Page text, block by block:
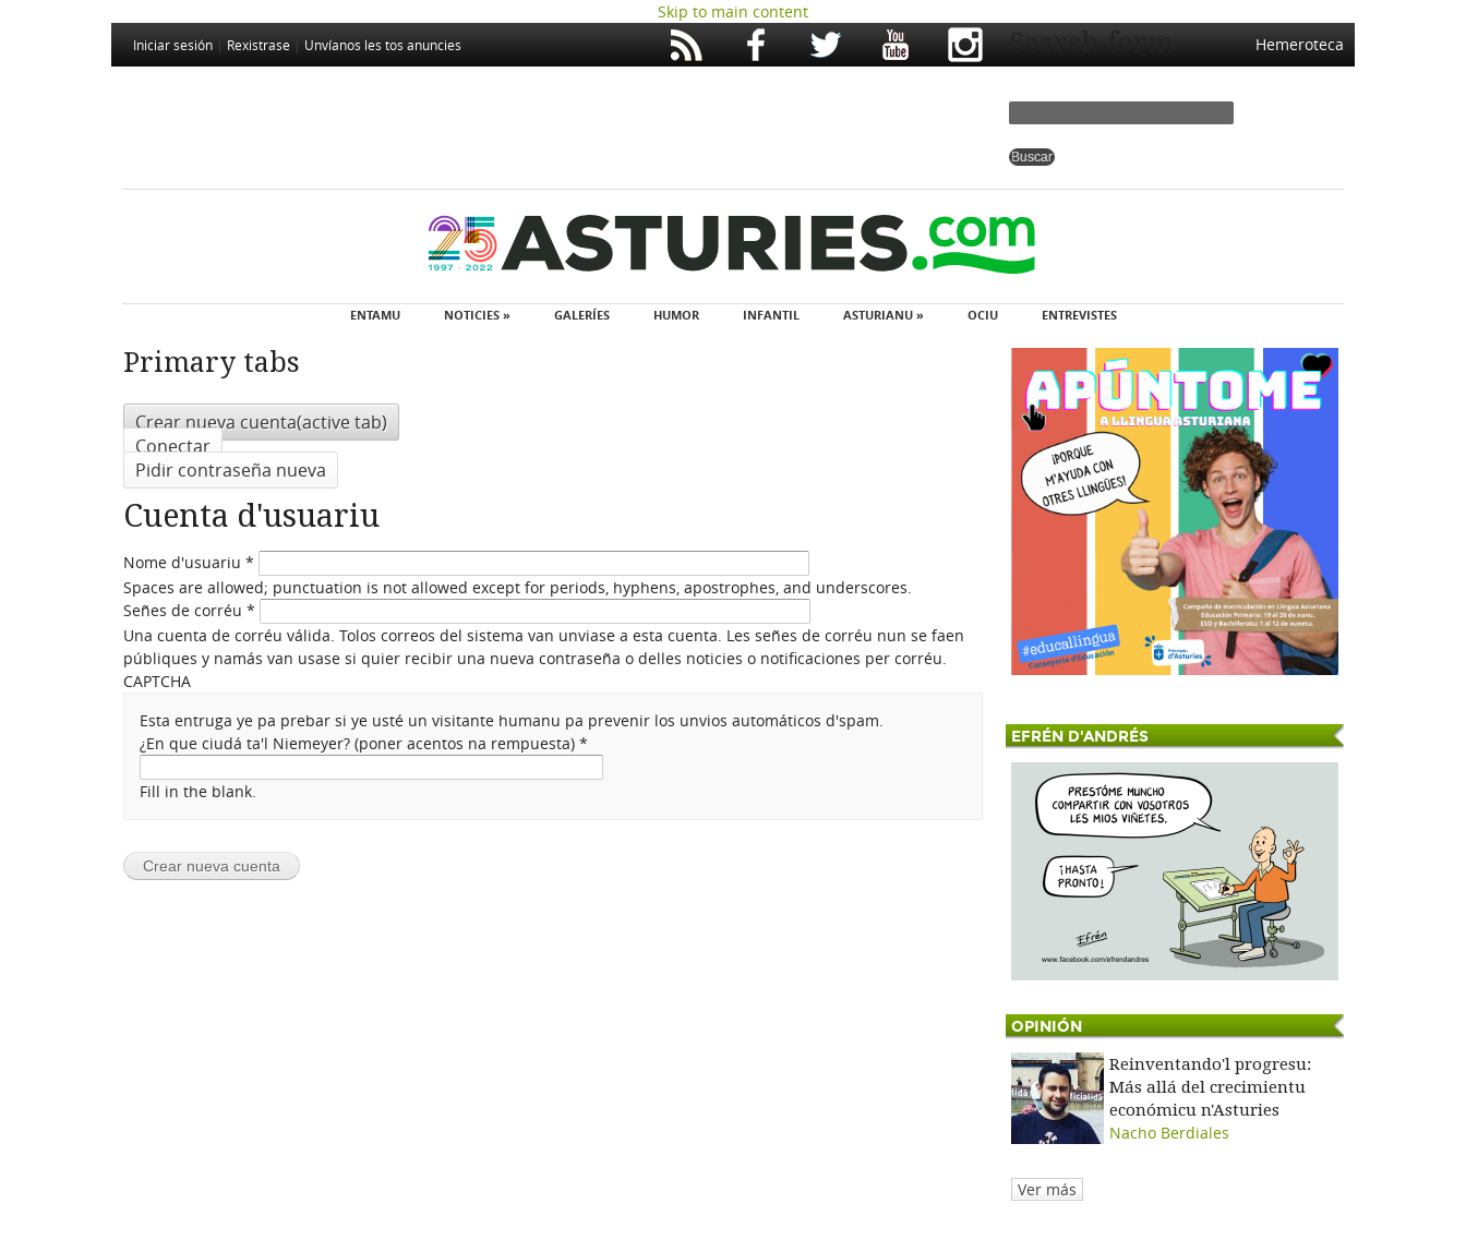
Skip to main content
Iniciar sesión Rexistrase Unvíanos les tos anuncies Hemeroteca
Search form
ENTAMU NOTICIES » GALERÍES HUMOR INFANTIL ASTURIANU » OCIU ENTREVISTES
Primary tabs
Crear nueva cuenta(active tab)
Conectar
Pidir contraseña nueva
Cuenta d'usuariu
Nome d'usuariu *
Spaces are allowed; punctuation is not allowed except for periods, hyphens, apostrophes, and underscores.
Señes de corréu *
Una cuenta de corréu válida. Tolos correos del sistema van unviase a esta cuenta. Les señes de corréu nun se faen
públiques y namás van usase si quier recibir una nueva contraseña o delles noticies o notificaciones per corréu.
CAPTCHA
Esta entruga ye pa prebar si ye usté un visitante humanu pa prevenir los unvios automáticos d'spam.
¿En que ciudá ta'l Niemeyer? (poner acentos na rempuesta)*
Fill in the blank.
EFRÉN D'ANDRÉS
OPINIÓN
Reinventando'l progresu:
Más allá del crecimientu
económicu n'Asturies
Nacho Berdiales
Ver más